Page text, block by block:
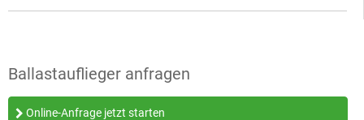
Ballastauflieger anfragen
Online-Anfrage jetzt starten